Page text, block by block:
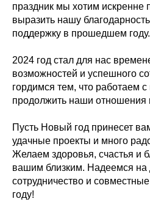
праздник мы хотим искренне
выразить нашу
поддержку в прошедшем году.
2024 год стал для нас
возможностей и успешного
гордимся тем, что работаем
продолжить наши отношения
Пусть Новый год принесет
удачные проекты и много
Желаем здоровья, счастья и
вашим близким. Надеемся
сотрудничество и
году!